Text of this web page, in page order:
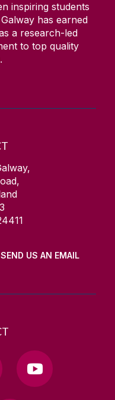
inspiring students
has earned
a research-led
to top quality
SEND US AN EMAIL